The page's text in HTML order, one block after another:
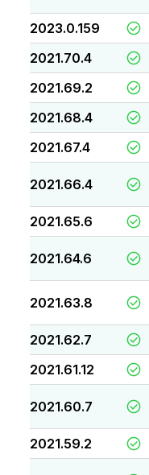
2023.0.159
2021.70.4
2021.69.2
2021.68.4
2021.67.4
2021.66.4
2021.65.6
2021.64.6
2021.63.8
2021.62.7
2021.61.12
2021.60.7
2021.59.2